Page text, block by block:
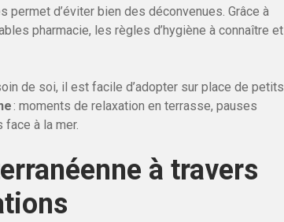
d’éviter bien des déconvenues. Grâce à
pharmacie, les règles d’hygiène à connaître et
de soi, il est facile d’adopter sur place de petits
: moments de relaxation en terrasse, pauses
à la mer.
à travers